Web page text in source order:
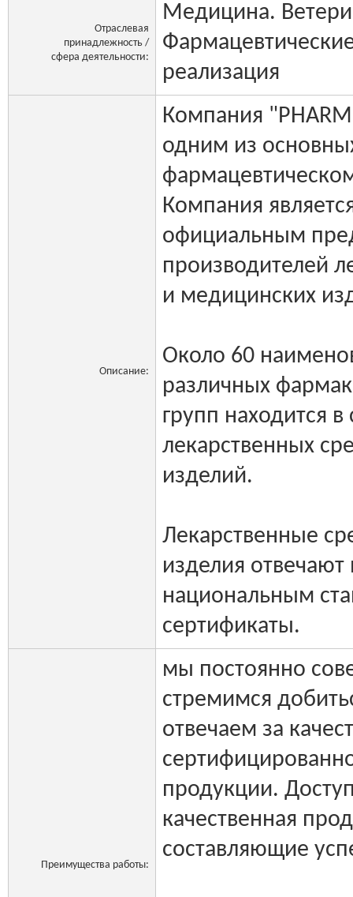
Отраслевая
принадлежность /
сфера деятельности:
Медицина.
реализация
Описание:
Компания "PHARM
одним из
Компания
официальным
производителей
и медицинских
Около 60
различных
групп находится
лекарственных
изделий.
Лекарственные
изделия
национальным
сертификаты.
Преимущества работы:
мы постоянно
стремимся
отвечаем за
продукции.
качественная
составляющие